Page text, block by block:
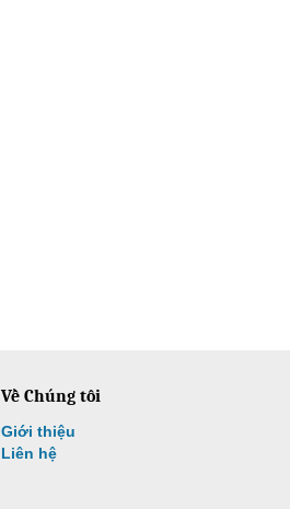
Về Chúng tôi
Giới thiệu
Liên hệ